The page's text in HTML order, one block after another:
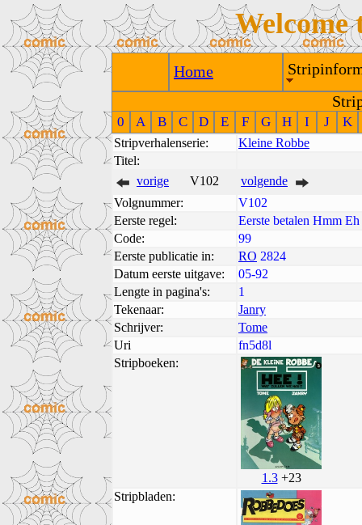
Welcome
Home
0 A B C D E F G H I J K
Stripverhalenserie:
Kleine Robbe
Titel:
vorige
V102
volgende
Volgnummer:
V102
Eerste regel:
Eerste betalen Hmm Eh
Code:
99
Eerste publicatie in:
RO 2824
Datum eerste uitgave:
05-92
Lengte in pagina's:
1
Tekenaar:
Janry
Schrijver:
Tome
Uri
fn5d8l
Stripboeken:
1.3+23
Stripbladen: